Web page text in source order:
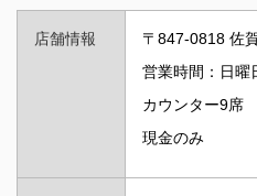
店舗情報
〒847-0818 佐
営業時間：日曜
カウンター9席
現金のみ